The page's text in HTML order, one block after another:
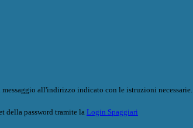
all'indirizzo indicato con le istruzioni necessarie.
della password tramite la Login Spaggiari